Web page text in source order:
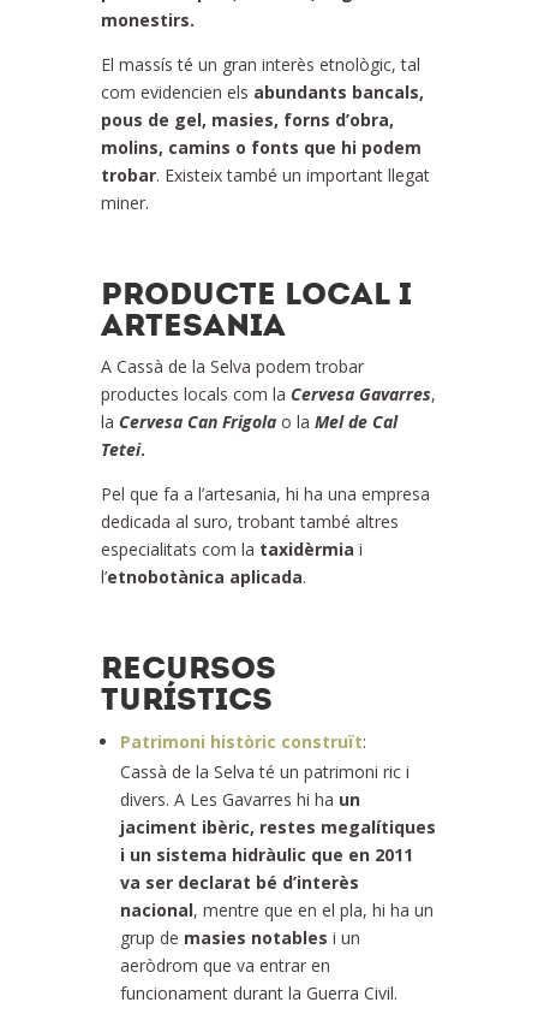
monestirs.
El massís té un gran interès etnològic, tal
com evidencien els abundants bancals,
pous de gel, masies, forns d’obra,
molins, camins o fonts que hi podem
trobar. Existeix també un important llegat
miner.
PRODUCTE LOCAL I
ARTESANIA
A Cassà de la Selva podem trobar
productes locals com la Cervesa Gavarres,
la Cervesa Can Frigola o la Mel de Cal
Tetei.
Pel que fa a l’artesania, hi ha una empresa
dedicada al suro, trobant també altres
especialitats com la taxidèrmia i
l’etnobotànica aplicada.
RECURSOS
TURÍSTICS
Patrimoni històric construït:
Cassà de la Selva té un patrimoni ric i
divers. A Les Gavarres hi ha un
jaciment ibèric, restes megalítiques
i un sistema hidràulic que en 2011
va ser declarat bé d’interès
nacional, mentre que en el pla, hi ha un
grup de masies notables i un
aeròdrom que va entrar en
funcionament durant la Guerra Civil.